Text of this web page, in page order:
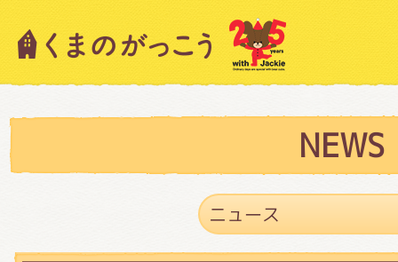
NEWS
キャラクター紹介
スタッフブログ